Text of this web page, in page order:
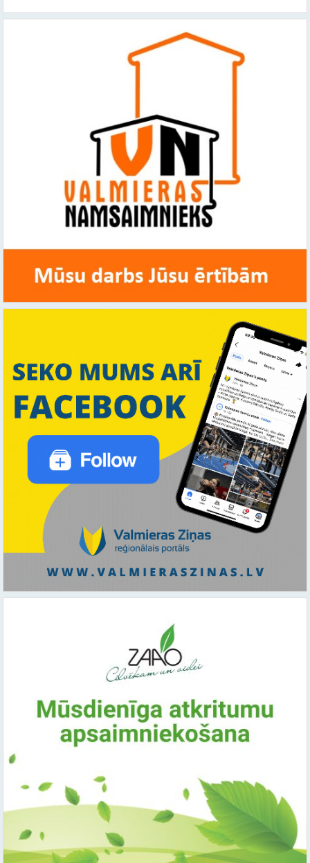
Saistītie raksti: